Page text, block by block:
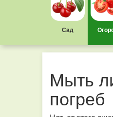
Сад
Мыть
погреб